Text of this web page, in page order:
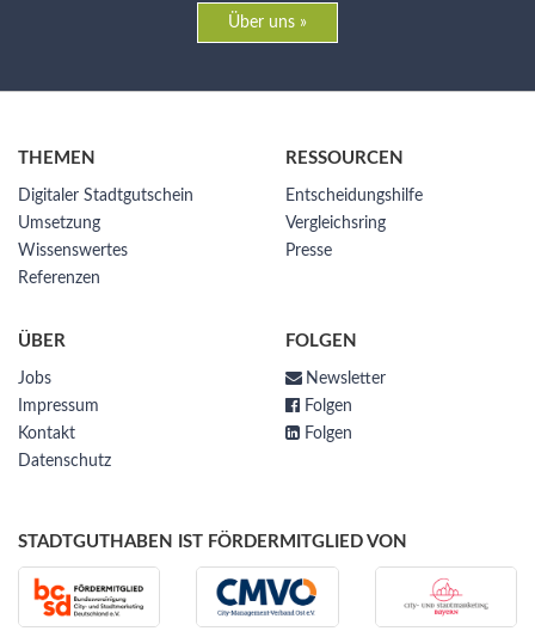
Über uns »
THEMEN
Digitaler Stadtgutschein
Umsetzung
Wissenswertes
Referenzen
RESSOURCEN
Entscheidungshilfe
Vergleichsring
Presse
ÜBER
Jobs
Impressum
Kontakt
Datenschutz
FOLGEN
Newsletter
Folgen
Folgen
STADTGUTHABEN IST FÖRDERMITGLIED VON